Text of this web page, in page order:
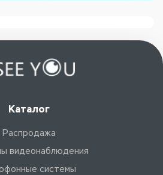
Каталог
Распродажа
видеонаблюдения
системы